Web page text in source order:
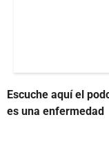
Escuche aquí el
es una enfermedad